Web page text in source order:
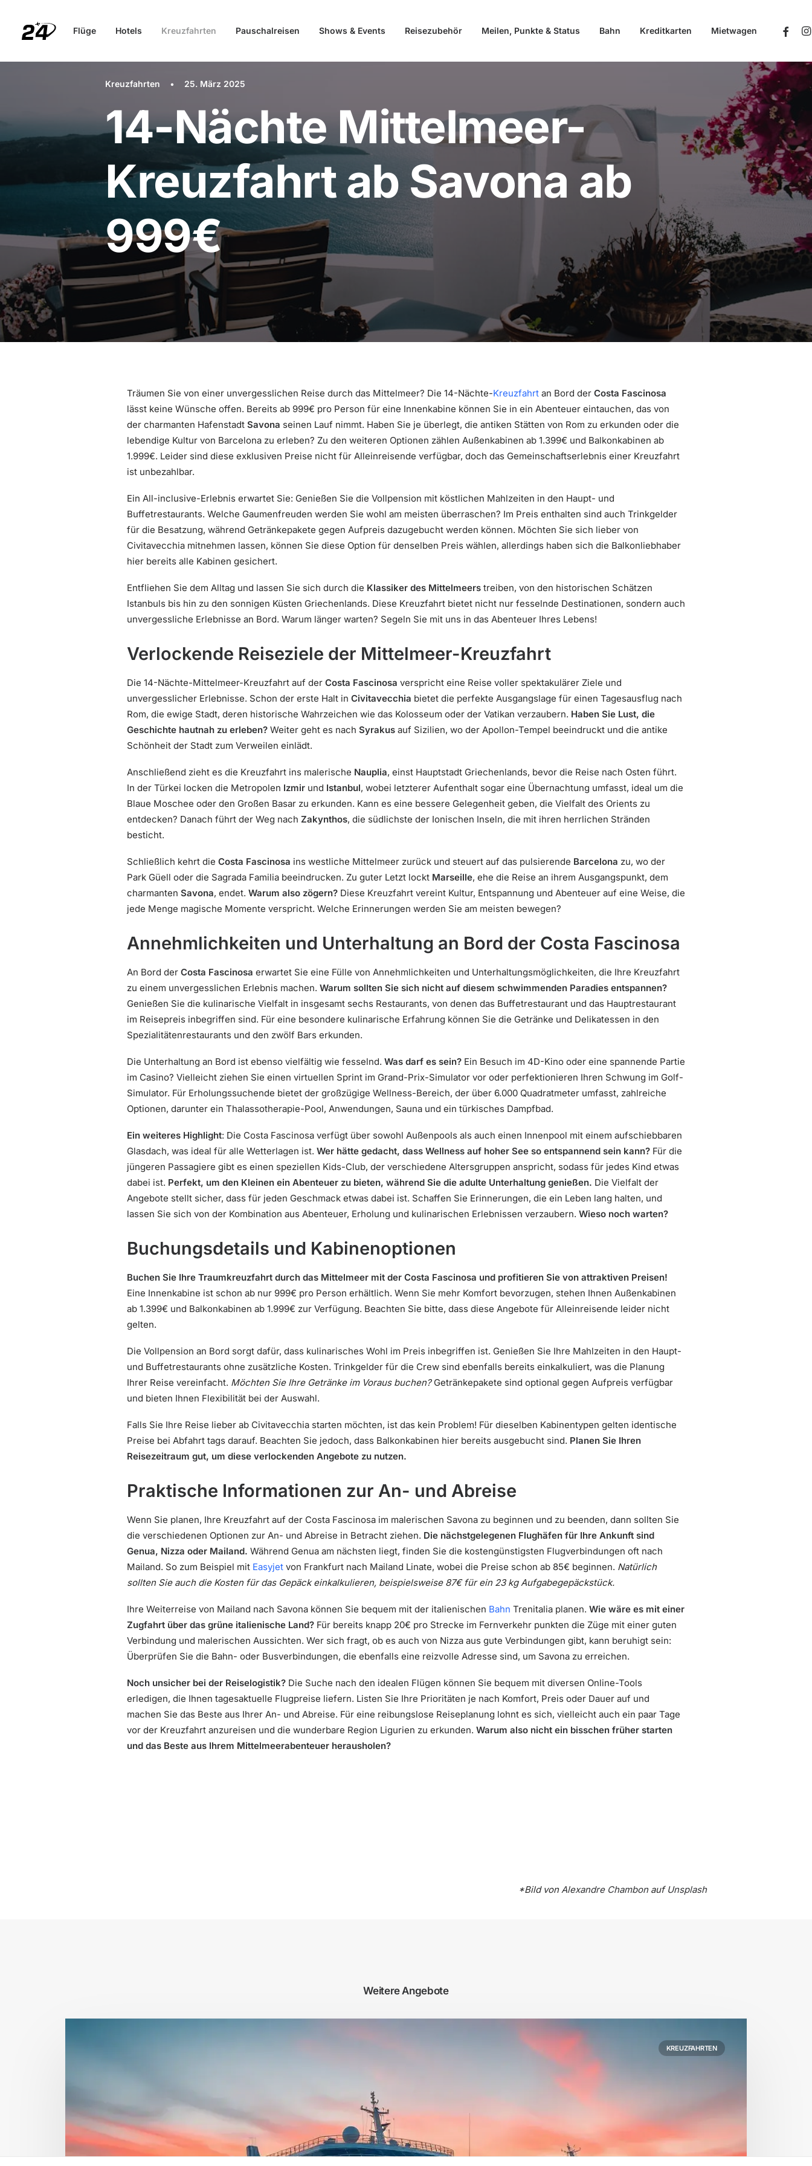
Flüge Hotels Kreuzfahrten Pauschalreisen Shows & Events Reisezubehör Meilen, Punkte & Status Bahn Kreditkarten Mietwagen
Kreuzfahrten • 25. März 2025
14-Nächte Mittelmeer-
Kreuzfahrt ab Savona ab
999€
Träumen Sie von einer unvergesslichen Reise durch das Mittelmeer? Die 14-Nächte-Kreuzfahrt an Bord der Costa Fascinosa
lässt keine Wünsche offen. Bereits ab 999€ pro Person für eine Innenkabine können Sie in ein Abenteuer eintauchen, das von
der charmanten Hafenstadt Savona seinen Lauf nimmt. Haben Sie je überlegt, die antiken Stätten von Rom zu erkunden oder die
lebendige Kultur von Barcelona zu erleben? Zu den weiteren Optionen zählen Außenkabinen ab 1.399€ und Balkonkabinen ab
1.999€. Leider sind diese exklusiven Preise nicht für Alleinreisende verfügbar, doch das Gemeinschaftserlebnis einer Kreuzfahrt
ist unbezahlbar.
Ein All-inclusive-Erlebnis erwartet Sie: Genießen Sie die Vollpension mit köstlichen Mahlzeiten in den Haupt- und
Buffetrestaurants. Welche Gaumenfreuden werden Sie wohl am meisten überraschen? Im Preis enthalten sind auch Trinkgelder
für die Besatzung, während Getränkepakete gegen Aufpreis dazugebucht werden können. Möchten Sie sich lieber von
Civitavecchia mitnehmen lassen, können Sie diese Option für denselben Preis wählen, allerdings haben sich die Balkonliebhaber
hier bereits alle Kabinen gesichert.
Entfliehen Sie dem Alltag und lassen Sie sich durch die Klassiker des Mittelmeers treiben, von den historischen Schätzen
Istanbuls bis hin zu den sonnigen Küsten Griechenlands. Diese Kreuzfahrt bietet nicht nur fesselnde Destinationen, sondern auch
unvergessliche Erlebnisse an Bord. Warum länger warten? Segeln Sie mit uns in das Abenteuer Ihres Lebens!
Verlockende Reiseziele der Mittelmeer-Kreuzfahrt
Die 14-Nächte-Mittelmeer-Kreuzfahrt auf der Costa Fascinosa verspricht eine Reise voller spektakulärer Ziele und
unvergesslicher Erlebnisse. Schon der erste Halt in Civitavecchia bietet die perfekte Ausgangslage für einen Tagesausflug nach
Rom, die ewige Stadt, deren historische Wahrzeichen wie das Kolosseum oder der Vatikan verzaubern. Haben Sie Lust, die
Geschichte hautnah zu erleben? Weiter geht es nach Syrakus auf Sizilien, wo der Apollon-Tempel beeindruckt und die antike
Schönheit der Stadt zum Verweilen einlädt.
Anschließend zieht es die Kreuzfahrt ins malerische Nauplia, einst Hauptstadt Griechenlands, bevor die Reise nach Osten führt.
In der Türkei locken die Metropolen Izmir und Istanbul, wobei letzterer Aufenthalt sogar eine Übernachtung umfasst, ideal um die
Blaue Moschee oder den Großen Basar zu erkunden. Kann es eine bessere Gelegenheit geben, die Vielfalt des Orients zu
entdecken? Danach führt der Weg nach Zakynthos, die südlichste der Ionischen Inseln, die mit ihren herrlichen Stränden
besticht.
Schließlich kehrt die Costa Fascinosa ins westliche Mittelmeer zurück und steuert auf das pulsierende Barcelona zu, wo der
Park Güell oder die Sagrada Familia beeindrucken. Zu guter Letzt lockt Marseille, ehe die Reise an ihrem Ausgangspunkt, dem
charmanten Savona, endet. Warum also zögern? Diese Kreuzfahrt vereint Kultur, Entspannung und Abenteuer auf eine Weise, die
jede Menge magische Momente verspricht. Welche Erinnerungen werden Sie am meisten bewegen?
Annehmlichkeiten und Unterhaltung an Bord der Costa Fascinosa
An Bord der Costa Fascinosa erwartet Sie eine Fülle von Annehmlichkeiten und Unterhaltungsmöglichkeiten, die Ihre Kreuzfahrt
zu einem unvergesslichen Erlebnis machen. Warum sollten Sie sich nicht auf diesem schwimmenden Paradies entspannen?
Genießen Sie die kulinarische Vielfalt in insgesamt sechs Restaurants, von denen das Buffetrestaurant und das Hauptrestaurant
im Reisepreis inbegriffen sind. Für eine besondere kulinarische Erfahrung können Sie die Getränke und Delikatessen in den
Spezialitätenrestaurants und den zwölf Bars erkunden.
Die Unterhaltung an Bord ist ebenso vielfältig wie fesselnd. Was darf es sein? Ein Besuch im 4D-Kino oder eine spannende Partie
im Casino? Vielleicht ziehen Sie einen virtuellen Sprint im Grand-Prix-Simulator vor oder perfektionieren Ihren Schwung im Golf-
Simulator. Für Erholungssuchende bietet der großzügige Wellness-Bereich, der über 6.000 Quadratmeter umfasst, zahlreiche
Optionen, darunter ein Thalassotherapie-Pool, Anwendungen, Sauna und ein türkisches Dampfbad.
Ein weiteres Highlight: Die Costa Fascinosa verfügt über sowohl Außenpools als auch einen Innenpool mit einem aufschiebbaren
Glasdach, was ideal für alle Wetterlagen ist. Wer hätte gedacht, dass Wellness auf hoher See so entspannend sein kann? Für die
jüngeren Passagiere gibt es einen speziellen Kids-Club, der verschiedene Altersgruppen anspricht, sodass für jedes Kind etwas
dabei ist. Perfekt, um den Kleinen ein Abenteuer zu bieten, während Sie die adulte Unterhaltung genießen. Die Vielfalt der
Angebote stellt sicher, dass für jeden Geschmack etwas dabei ist. Schaffen Sie Erinnerungen, die ein Leben lang halten, und
lassen Sie sich von der Kombination aus Abenteuer, Erholung und kulinarischen Erlebnissen verzaubern. Wieso noch warten?
Buchungsdetails und Kabinenoptionen
Buchen Sie Ihre Traumkreuzfahrt durch das Mittelmeer mit der Costa Fascinosa und profitieren Sie von attraktiven Preisen!
Eine Innenkabine ist schon ab nur 999€ pro Person erhältlich. Wenn Sie mehr Komfort bevorzugen, stehen Ihnen Außenkabinen
ab 1.399€ und Balkonkabinen ab 1.999€ zur Verfügung. Beachten Sie bitte, dass diese Angebote für Alleinreisende leider nicht
gelten.
Die Vollpension an Bord sorgt dafür, dass kulinarisches Wohl im Preis inbegriffen ist. Genießen Sie Ihre Mahlzeiten in den Haupt-
und Buffetrestaurants ohne zusätzliche Kosten. Trinkgelder für die Crew sind ebenfalls bereits einkalkuliert, was die Planung
Ihrer Reise vereinfacht. Möchten Sie Ihre Getränke im Voraus buchen?Getränkepakete sind optional gegen Aufpreis verfügbar
und bieten Ihnen Flexibilität bei der Auswahl.
Falls Sie Ihre Reise lieber ab Civitavecchia starten möchten, ist das kein Problem! Für dieselben Kabinentypen gelten identische
Preise bei Abfahrt tags darauf. Beachten Sie jedoch, dass Balkonkabinen hier bereits ausgebucht sind. Planen Sie Ihren
Reisezeitraum gut, um diese verlockenden Angebote zu nutzen.
Praktische Informationen zur An- und Abreise
Wenn Sie planen, Ihre Kreuzfahrt auf der Costa Fascinosa im malerischen Savona zu beginnen und zu beenden, dann sollten Sie
die verschiedenen Optionen zur An- und Abreise in Betracht ziehen. Die nächstgelegenen Flughäfen für Ihre Ankunft sind
Genua, Nizza oder Mailand. Während Genua am nächsten liegt, finden Sie die kostengünstigsten Flugverbindungen oft nach
Mailand. So zum Beispiel mit Easyjet von Frankfurt nach Mailand Linate, wobei die Preise schon ab 85€ beginnen. Natürlich
sollten Sie auch die Kosten für das Gepäck einkalkulieren, beispielsweise 87€ für ein 23 kg Aufgabegepäckstück.
Ihre Weiterreise von Mailand nach Savona können Sie bequem mit der italienischen Bahn Trenitalia planen. Wie wäre es mit einer
Zugfahrt über das grüne italienische Land? Für bereits knapp 20€ pro Strecke im Fernverkehr punkten die Züge mit einer guten
Verbindung und malerischen Aussichten. Wer sich fragt, ob es auch von Nizza aus gute Verbindungen gibt, kann beruhigt sein:
Überprüfen Sie die Bahn- oder Busverbindungen, die ebenfalls eine reizvolle Adresse sind, um Savona zu erreichen.
Noch unsicher bei der Reiselogistik? Die Suche nach den idealen Flügen können Sie bequem mit diversen Online-Tools
erledigen, die Ihnen tagesaktuelle Flugpreise liefern. Listen Sie Ihre Prioritäten je nach Komfort, Preis oder Dauer auf und
machen Sie das Beste aus Ihrer An- und Abreise. Für eine reibungslose Reiseplanung lohnt es sich, vielleicht auch ein paar Tage
vor der Kreuzfahrt anzureisen und die wunderbare Region Ligurien zu erkunden. Warum also nicht ein bisschen früher starten
und das Beste aus Ihrem Mittelmeerabenteuer herausholen?
*Bild vonAlexandre Chambonauf Unsplash
Weitere Angebote
KREUZFAHRTEN